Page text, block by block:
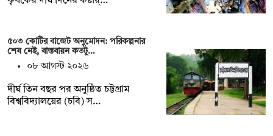
৫০৩ কোটির বাজেট অনুমোদন: পরিকল্পনার
শেষ নেই, বাস্তবায়ন কতটু…
০৮ আগস্ট ২০২৬
দীর্ঘ তিন বছর পর অনুষ্ঠিত চট্টগ্রাম
বিশ্ববিদ্যালয়ের (চবি) স…